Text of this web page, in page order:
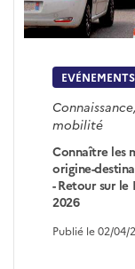
EVÉNEMENTS
mobilité
Connaître les
origine-
- Retour sur le
2026
Publié le 02/04/